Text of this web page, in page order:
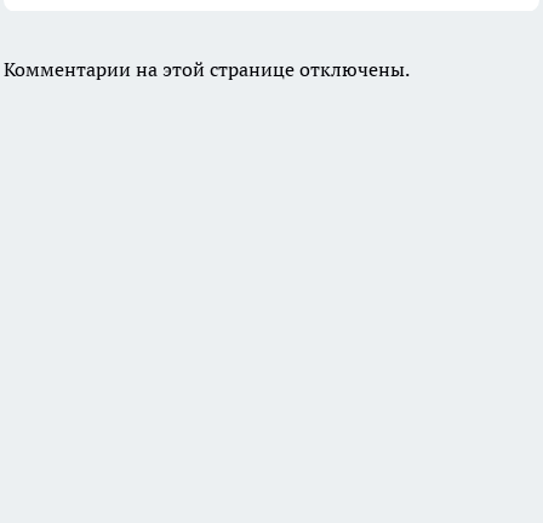
Комментарии на этой странице отключены.